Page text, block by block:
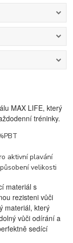
MAX LIFE, který
tréninky.
aktivní plavání
velikosti
materiál s
rezisteni vůči
materiál, který
vůči odírání a
sedící